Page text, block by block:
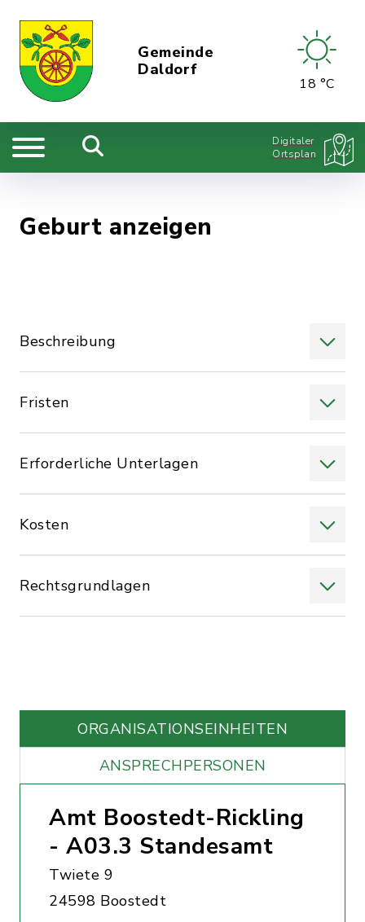
Gemeinde
Daldorf
18 °C
Digitaler
Ortsplan
Geburt anzeigen
Beschreibung
Fristen
Erforderliche Unterlagen
Kosten
Rechtsgrundlagen
ORGANISATIONS­EINHEITEN
ANSPRECHPERSONEN
Amt Boostedt-Rickling
- A03.3 Standesamt
Twiete 9
24598 Boostedt